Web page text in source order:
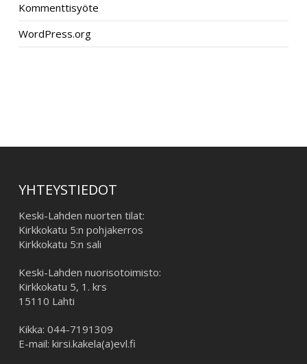
Kommenttisyöte
WordPress.org
YHTEYSTIEDOT
Keski-Lahden nuorten tilat:
Kirkkokatu 5:n pohjakerros
Kirkkokatu 5:n sali
Keski-Lahden nuorisotoimisto:
Kirkkokatu 5, 1. krs
15110 Lahti
Kikka: 044-7191309
E-mail: kirsi.kakela(a)evl.fi